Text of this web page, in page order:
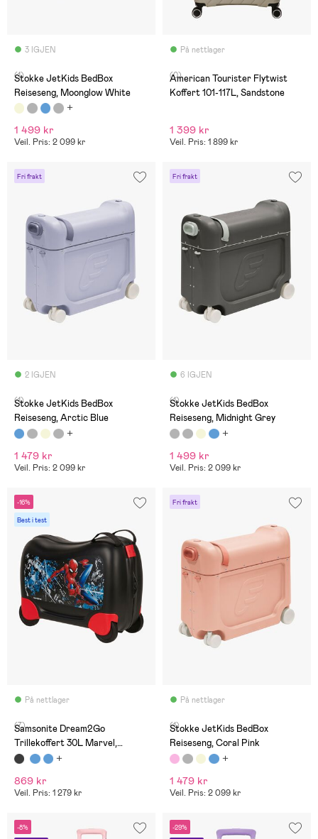
3 IGJEN
(1)
Stokke JetKids BedBox
Reiseseng, Moonglow White
1 499 kr
Veil. Pris: 2 099 kr
På nettlager
(0)
American Tourister Flytwist
Koffert 101-117L, Sandstone
1 399 kr
Veil. Pris: 1 899 kr
Fri frakt
2 IGJEN
(1)
Stokke JetKids BedBox
Reiseseng, Arctic Blue
1 479 kr
Veil. Pris: 2 099 kr
Fri frakt
6 IGJEN
(1)
Stokke JetKids BedBox
Reiseseng, Midnight Grey
1 499 kr
Veil. Pris: 2 099 kr
-16%
Best i test
På nettlager
(7)
Samsonite Dream2Go
Trillekoffert 30L Marvel,
Spider-Man Mystery
869 kr
Veil. Pris: 1 279 kr
Fri frakt
På nettlager
(1)
Stokke JetKids BedBox
Reiseseng, Coral Pink
1 479 kr
Veil. Pris: 2 099 kr
-8% -29%